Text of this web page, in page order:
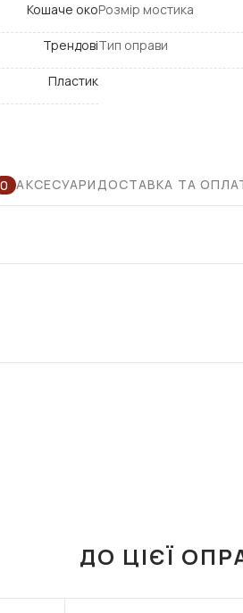
Кошаче око
Трендові
Пластик
Розмір мостика
Тип оправи
0 АКСЕСУАРИДОСТАВКА ТА
ДО ЦІЄЇ